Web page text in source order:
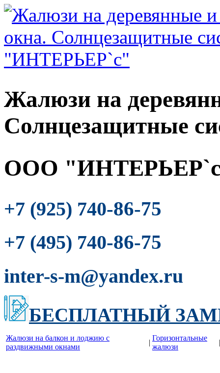
Жалюзи на
Солнцезащитные
ООО
+7 (925) 740-86-75
+7 (495) 740-86-75
inter-s-m@yandex.ru
БЕСПЛАТНЫЙ
Жалюзи на балкон и лоджию c
раздвижными окнами
|
Горизонтальные
жалюзи
|